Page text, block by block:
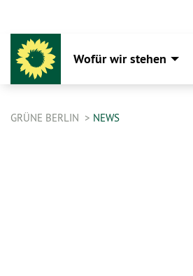
Wofür wir stehen
GRÜNE BERLIN NEWS